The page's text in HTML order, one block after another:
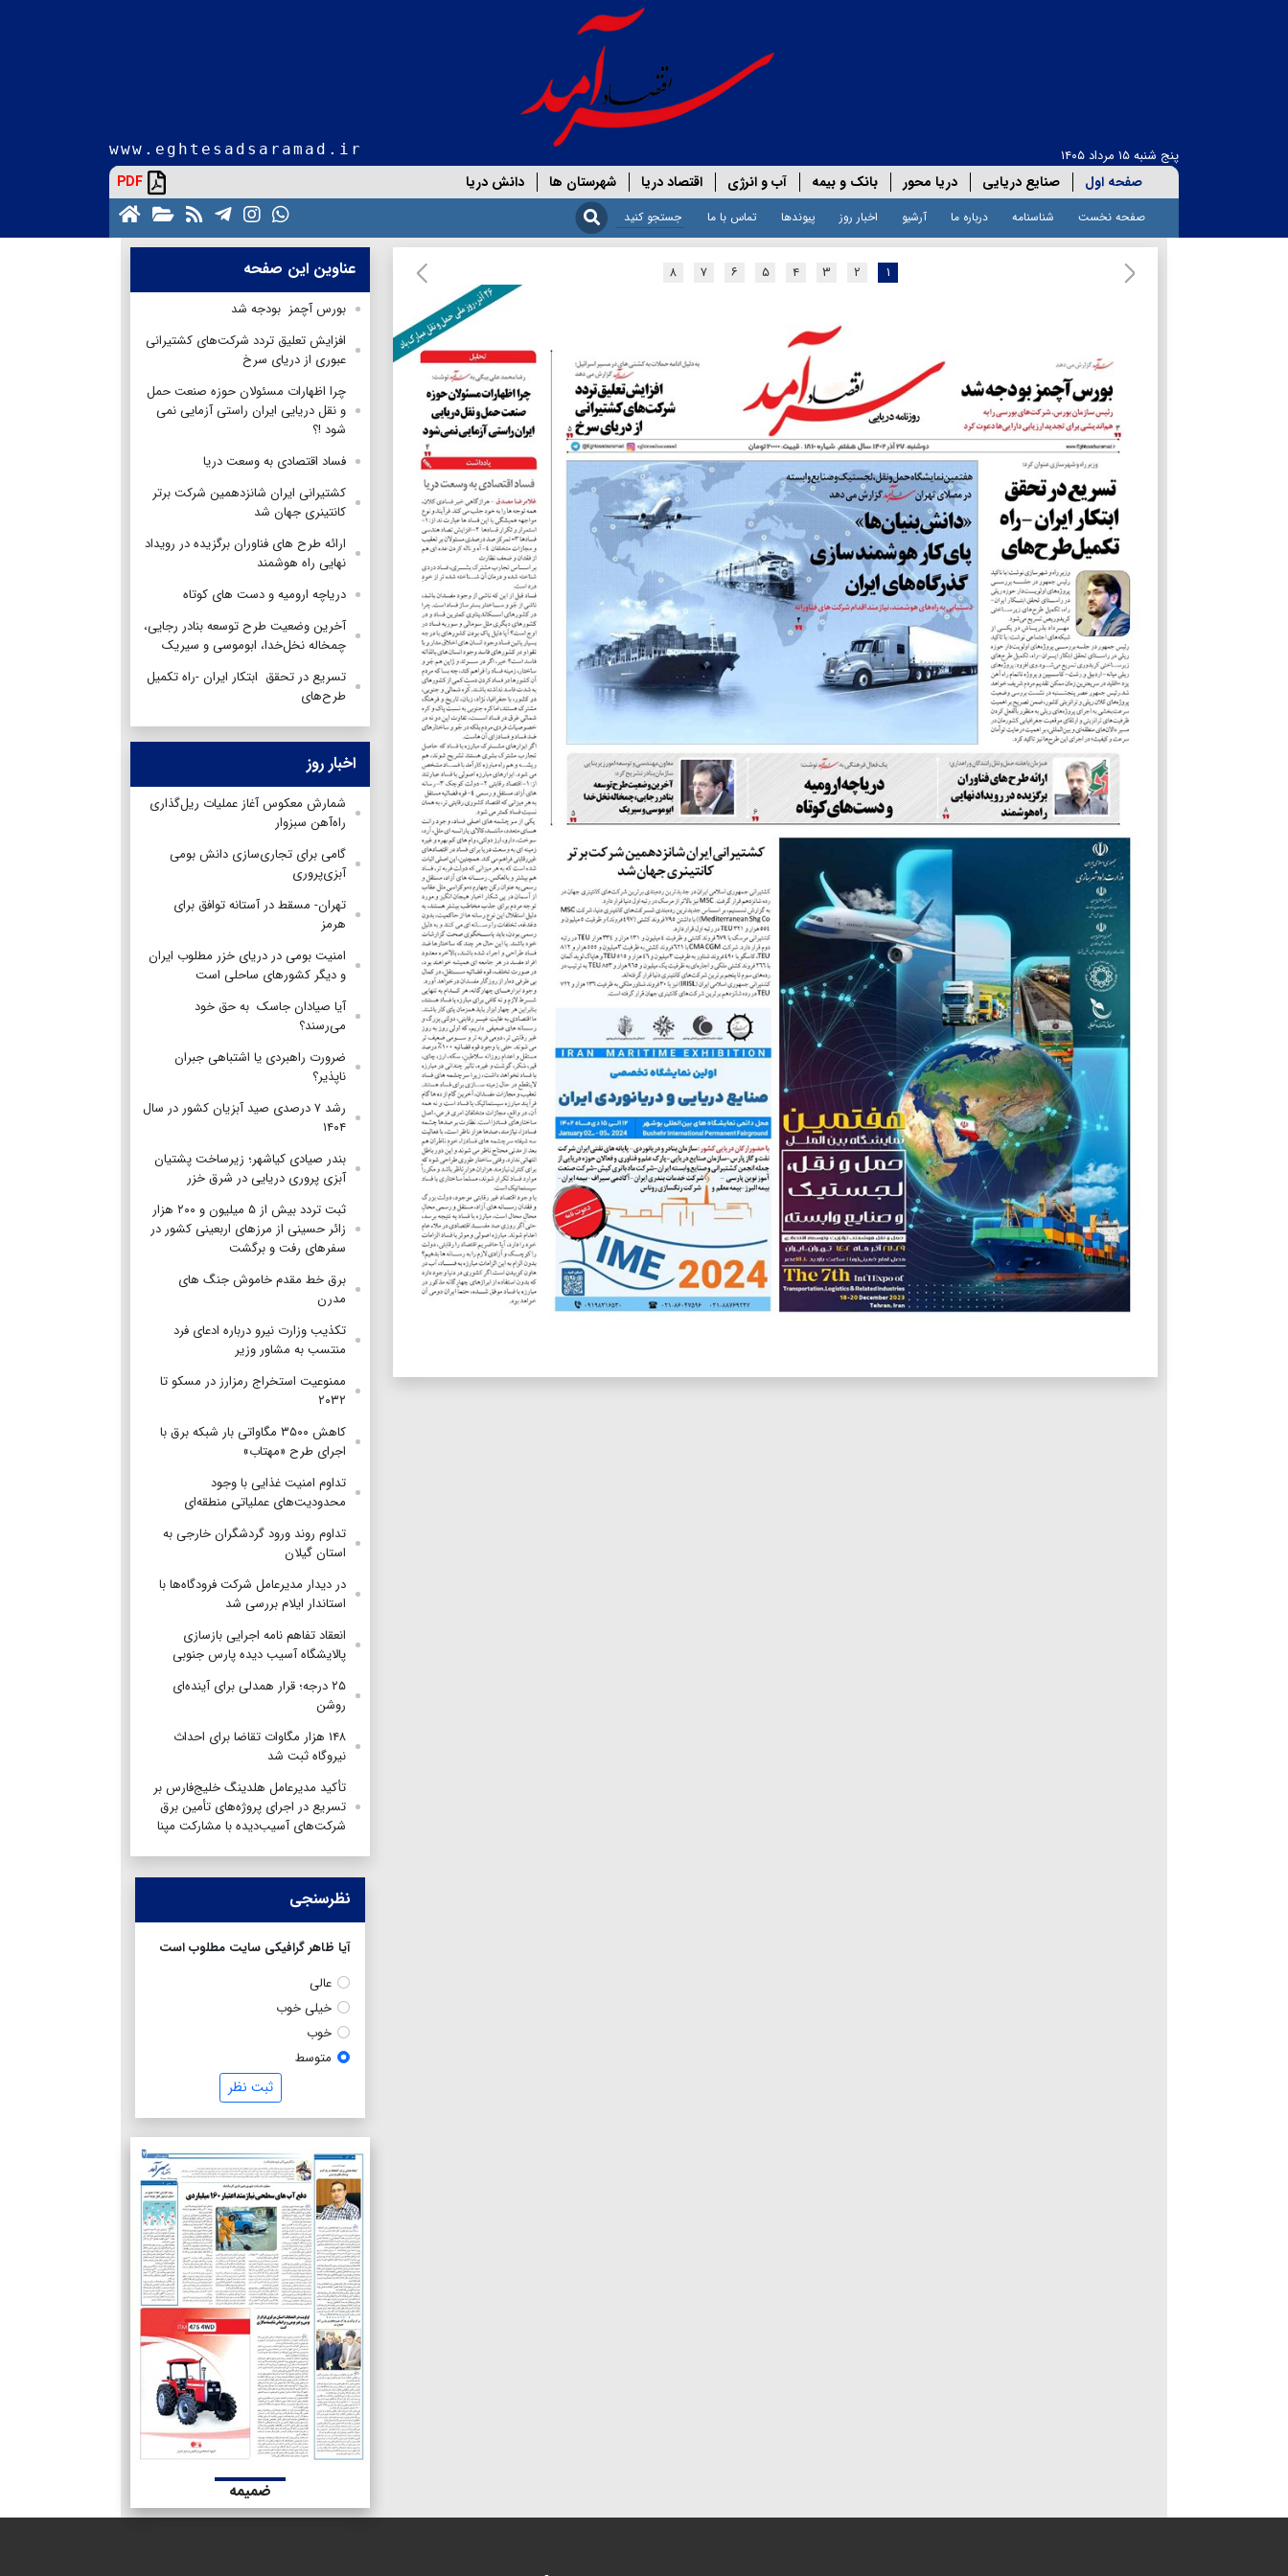
پنج شنبه ۱۵ مرداد ۱۴۰۵ www.eghtesadsaramad.ir
صفحه اول صنایع دریایی دریا محور بانک و بیمه آب و انرژی اقتصاد دریا شهرستان ها دانش دریا PDF
صفحه نخست شناسنامه درباره ما آرشیو اخبار روز پیوندها تماس با ما
۱ ۲ ۳ ۴ ۵ ۶ ۷ ۸ عناوین این صفحه
بورس آچمز بودجه شد
افزایش تعلیق تردد شرکت‌های کشتیرانی
عبوری از دریای سرخ
چرا اظهارات مسئولان حوزه صنعت حمل
و نقل دریایی ایران راستی آزمایی نمی
شود !؟
فساد اقتصادی به وسعت دریا
کشتیرانی ایران شانزدهمین شرکت برتر
کانتینری جهان شد
ارائه طرح های فناوران برگزیده در رویداد
نهایی راه هوشمند
دریاچه ارومیه و دست های کوتاه
آخرین وضعیت طرح توسعه بنادر رجایی،
چمخاله نخل‌خدا، ابوموسی‌ و سیریک
تسریع در تحقق ابتکار ‎ایران -راه تکمیل
طرح‌های
اخبار روز
شمارش معکوس آغاز عملیات ریل‌گذاری
راه‌آهن سبزوار
گامی برای تجاری‌سازی دانش بومی
آبزی‌پروری
تهران- مسقط در آستانه توافق برای
هرمز
امنیت بومی در دریای خزر مطلوب ایران
و دیگر کشورهای ساحلی است
آیا صیادان جاسک به حق خود
می‌رسند؟
ضرورت راهبردی یا اشتباهی جبران
ناپذیر؟
رشد ۷ درصدی صید آبزیان کشور در سال
۱۴۰۴
بندر صیادی کیاشهر؛ زیرساخت پشتیان
آبزی پروری دریایی در شرق خزر
ثبت تردد بیش از ۵ میلیون و ۲۰۰ هزار
زائر حسینی از مرزهای اربعینی کشور در
سفرهای رفت و برگشت
برق خط مقدم خاموش جنگ های
مدرن
تکذیب وزارت نیرو درباره ادعای فرد
منتسب به مشاور وزیر
ممنوعیت استخراج رمزارز در مسکو تا
۲۰۳۲
کاهش ۳۵۰۰ مگاواتی بار شبکه برق با
اجرای طرح «مهتاب»
تداوم امنیت غذایی با وجود
محدودیت‌های عملیاتی منطقه‌ای
تداوم روند ورود گردشگران خارجی به
استان گیلان
در دیدار مدیرعامل شرکت فرودگاه‌ها با
استاندار ایلام بررسی شد
انعقاد تفاهم نامه اجرایی بازسازی
پالایشگاه آسیب دیده پارس جنوبی
۲۵ درجه؛ قرار همدلی برای آینده‌ای
روشن
۱۴۸ هزار مگاوات تقاضا برای احداث
نیروگاه ثبت شد
تأکید مدیرعامل هلدینگ خلیج‌فارس بر
تسریع در اجرای پروژه‌های تأمین برق
شرکت‌های آسیب‌دیده با مشارکت مپنا
نظرسنجی
آیا ظاهر گرافیکی سایت مطلوب است
عالی
خیلی خوب
خوب
متوسط
ثبت نظر
ضمیمه